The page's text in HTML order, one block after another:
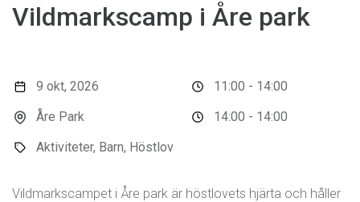
Vildmarkscamp i Åre park
9 okt, 2026
Åre Park
Aktiviteter, Barn, Höstlov
11:00 - 14:00
14:00 - 14:00
Vildmarkscampet i Åre park är höstlovets hjärta och håller